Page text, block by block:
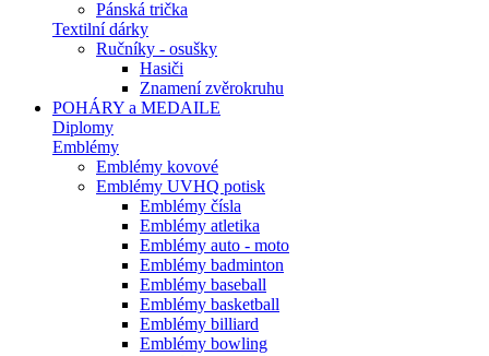
Pánská trička
Textilní dárky
Ručníky - osušky
Hasiči
Znamení zvěrokruhu
POHÁRY a MEDAILE
Diplomy
Emblémy
Emblémy kovové
Emblémy UVHQ potisk
Emblémy čísla
Emblémy atletika
Emblémy auto - moto
Emblémy badminton
Emblémy baseball
Emblémy basketball
Emblémy billiard
Emblémy bowling